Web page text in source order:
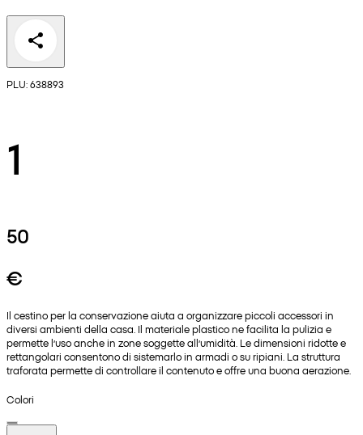
PLU: 638893
1
50
€
Il cestino per la conservazione aiuta a organizzare piccoli accessori in
diversi ambienti della casa. Il materiale plastico ne facilita la pulizia e
permette l’uso anche in zone soggette all’umidità. Le dimensioni ridotte e
rettangolari consentono di sistemarlo in armadi o su ripiani. La struttura
traforata permette di controllare il contenuto e offre una buona aerazione.
Colori